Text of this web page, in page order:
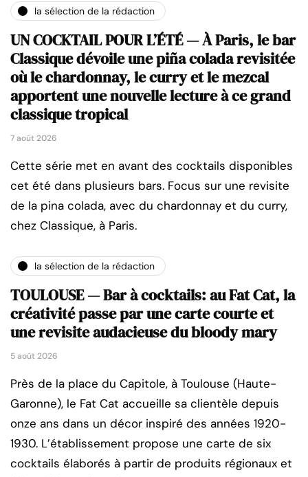
la sélection de la rédaction
UN COCKTAIL POUR L’ÉTÉ — À Paris, le bar
Classique dévoile une piña colada revisitée
où le chardonnay, le curry et le mezcal
apportent une nouvelle lecture à ce grand
classique tropical
7 août 2026
Cette série met en avant des cocktails disponibles
cet été dans plusieurs bars. Focus sur une revisite
de la pina colada, avec du chardonnay et du curry,
chez Classique, à Paris.
la sélection de la rédaction
TOULOUSE — Bar à cocktails: au Fat Cat, la
créativité passe par une carte courte et
une revisite audacieuse du bloody mary
5 août 2026
Près de la place du Capitole, à Toulouse (Haute-
Garonne), le Fat Cat accueille sa clientèle depuis
onze ans dans un décor inspiré des années 1920-
1930. L’établissement propose une carte de six
cocktails élaborés à partir de produits régionaux et